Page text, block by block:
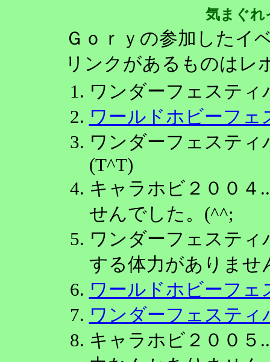
気まぐれ
Ｇｏｒｙの参加したイ
リンクがあるものはレ
ワンダーフェステ
ワールドホビーフ
ワンダーフェステ
(T^T)
キャラホビ２００４
せんでした。(^^;
ワンダーフェステ
する体力がありませ
ワールドホビーフ
ワンダーフェステ
キャラホビ２００５